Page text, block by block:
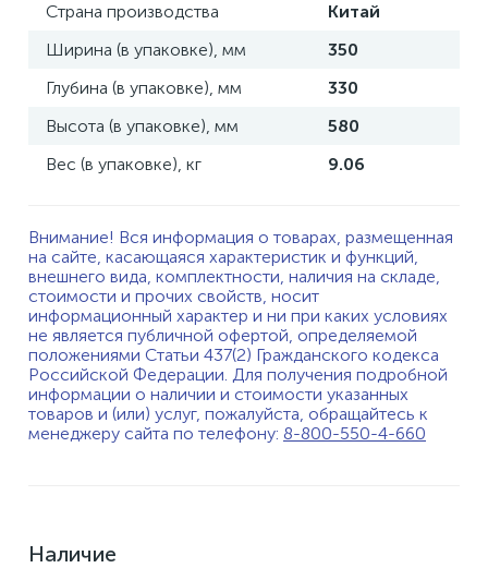
Страна производства
Китай
Ширина (в упаковке), мм
350
Глубина (в упаковке), мм
330
Высота (в упаковке), мм
580
Вес (в упаковке), кг
9.06
Внимание! Вся информация о товарах, размещенная
на сайте, касающаяся характеристик и функций,
внешнего вида, комплектности, наличия на складе,
стоимости и прочих свойств, носит
информационный характер и ни при каких условиях
не является публичной офертой, определяемой
положениями Статьи 437(2) Гражданского кодекса
Российской Федерации. Для получения подробной
информации о наличии и стоимости указанных
товаров и (или) услуг, пожалуйста, обращайтесь к
менеджеру сайта по телефону: 8-800-550-4-660
Наличие